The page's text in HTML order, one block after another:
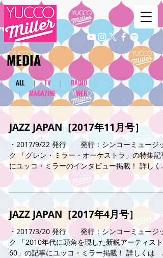
​MEDIA
​ALL ｜TV ｜
RADIO
｜
MAGAZINE ｜ WEB
JAZZ JAPAN［2017年11月号］
・2017/9/22 発行 発行：シンコーミュージッ
ク 「グレン・ミラー・オーケストラ」の特集記事
にユッコ・ミラーのインタビュー掲載！ 詳しく
は →コチラ
JAZZ JAPAN［2017年4月号］
・2017/3/20 発行 発行：シンコーミュージッ
ク 「2010年代に頭角を現した新鋭アーティスト
60」の記事にユッコ・ミラー掲載！ 詳しくは